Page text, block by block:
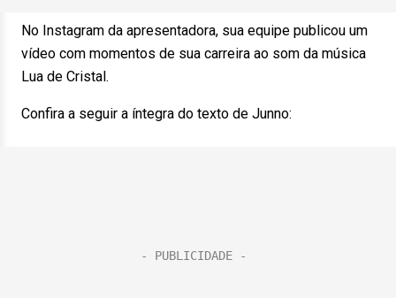
No Instagram da apresentadora, sua equipe publicou um
vídeo com momentos de sua carreira ao som da música
Lua de Cristal.
Confira a seguir a íntegra do texto de Junno: